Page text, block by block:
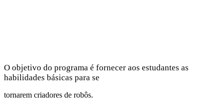
O objetivo do programa é fornecer aos estudantes as
habilidades básicas para se
tornarem criadores de robôs.